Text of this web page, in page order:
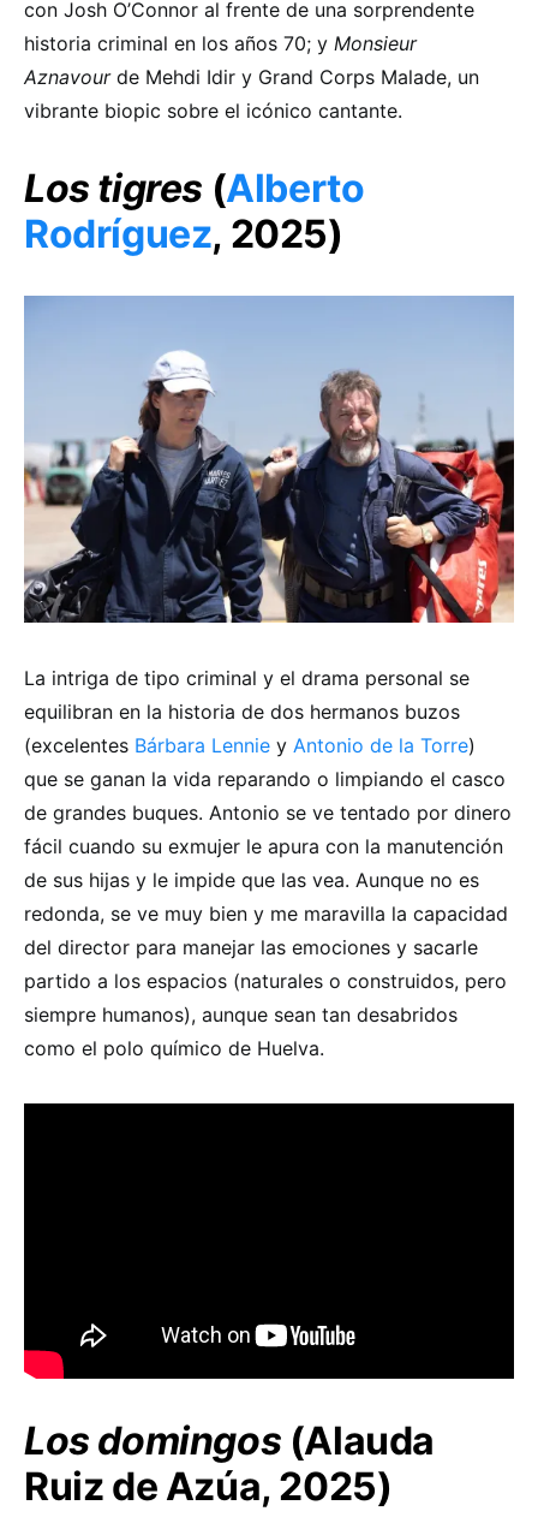
con Josh O’Connor al frente de una sorprendente
historia criminal en los años 70; y Monsieur
Aznavourde Mehdi Idir y Grand Corps Malade, un
vibrante biopic sobre el icónico cantante.
Los tigres (Alberto
Rodríguez, 2025)
La intriga de tipo criminal y el drama personal se
equilibran en la historia de dos hermanos buzos
(excelentes Bárbara Lennie y Antonio de la Torre)
que se ganan la vida reparando o limpiando el casco
de grandes buques. Antonio se ve tentado por dinero
fácil cuando su exmujer le apura con la manutención
de sus hijas y le impide que las vea. Aunque no es
redonda, se ve muy bien y me maravilla la capacidad
del director para manejar las emociones y sacarle
partido a los espacios (naturales o construidos, pero
siempre humanos), aunque sean tan desabridos
como el polo químico de Huelva.
Los domingos (Alauda
Ruiz de Azúa, 2025)